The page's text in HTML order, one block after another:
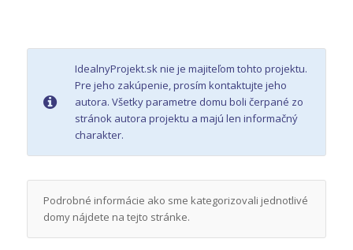
IdealnyProjekt.sk nie je majiteľom tohto projektu.
Pre jeho zakúpenie, prosím kontaktujte jeho
autora. Všetky parametre domu boli čerpané zo
stránok autora projektu a majú len informačný
charakter.
Podrobné informácie ako sme kategorizovali jednotlivé
domy nájdete na tejto stránke.